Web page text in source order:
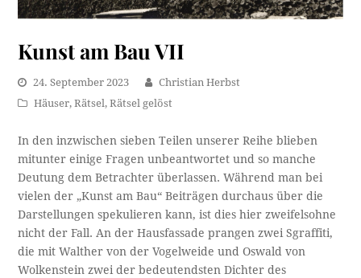
Kunst am Bau VII
24. September 2023
Christian Herbst
Häuser,Rätsel,Rätsel gelöst
In den inzwischen sieben Teilen unserer Reihe blieben
mitunter einige Fragen unbeantwortet und so manche
Deutung dem Betrachter überlassen. Während man bei
vielen der „Kunst am Bau“ Beiträgen durchaus über die
Darstellungen spekulieren kann, ist dies hier zweifelsohne
nicht der Fall. An der Hausfassade prangen zwei Sgraffiti,
die mit Walther von der Vogelweide und Oswald von
Wolkenstein zwei der bedeutendsten Dichter des